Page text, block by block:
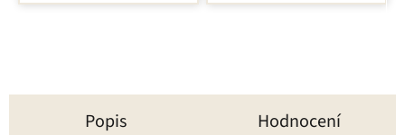
hvězdiček.
Popis Hodnocení